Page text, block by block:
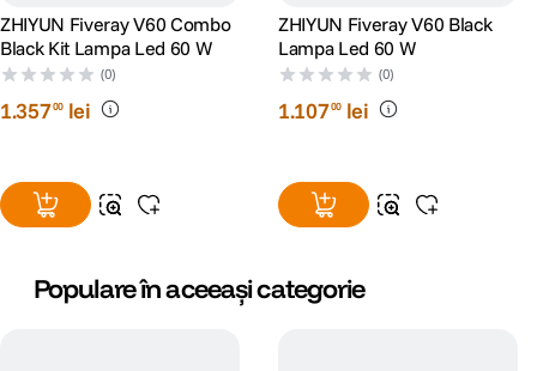
ZHIYUN Fiveray V60 Combo
Black Kit Lampa Led 60 W
(0)
1.35700 lei
ZHIYUN Fiveray V60 Black
Lampa Led 60 W
(0)
1.10700 lei
Populare în aceeași categorie